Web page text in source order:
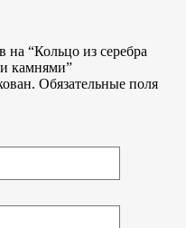
на “Кольцо из серебра
камнями”
Обязательные поля